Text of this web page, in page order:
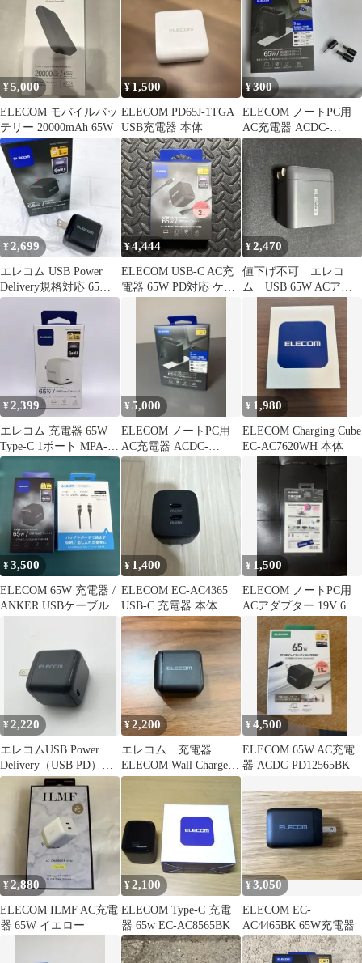
¥5,000
ELECOM モバイルバッ
テリー 20000mAh 65W
¥1,500
ELECOM PD65J-1TGA
USB充電器 本体
¥300
ELECOM ノートPC用
AC充電器 ACDC-
TP9565BK
¥2,699
エレコム USB Power
Delivery規格対応 65W
AC充電器
¥4,444
ELECOM USB-C AC充
電器 65W PD対応 ケー
¥2,470
値下げ不可 エレコ
ム USB 65W ACアダ
プター充電器 typec
¥2,399
エレコム 充電器 65W
Type-C 1ポート MPA-
ACCP8565WH
¥5,000
ELECOM ノートPC用
AC充電器 ACDC-
TP656BK
¥ 1,980
ELECOM Charging Cube
EC-AC7620WH 本体
¥3,500
ELECOM 65W 充電器 /
ANKER USBケーブル
¥ 1,400
ELECOM EC-AC4365
USB-C 充電器 本体
¥ 1,500
ELECOM ノートPC用
ACアダプター 19V 65W
NEC用
¥2,220
エレコムUSB Power
Delivery（USB PD）対
応AC充電器
AC8565BK：最大出力
65W 美品！管理
No.A134
¥2,200
エレコム 充電器
ELECOM Wall Charger
EC-AC8565
¥4,500
ELECOM 65W AC充電
器 ACDC-PD12565BK
¥2,880
ELECOM ILMF AC充電
器 65W イエロー
¥2,100
ELECOM Type-C 充電
器 65w EC-AC8565BK
¥3,050
ELECOM EC-
AC4465BK 65W充電器